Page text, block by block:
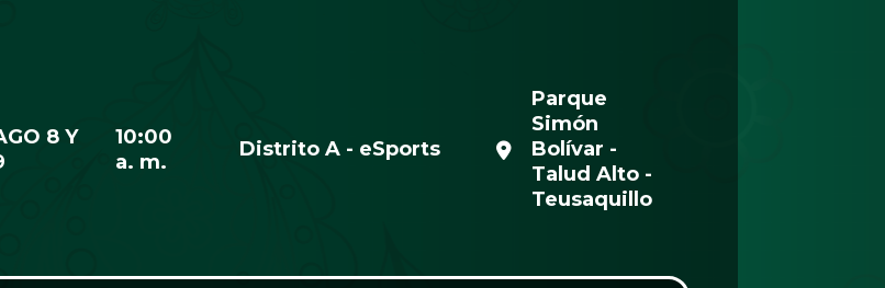
8 Y
10:00
a. m.
Distrito A - eSports
Parque
Simón
Bolívar -
Talud Alto -
Teusaquillo